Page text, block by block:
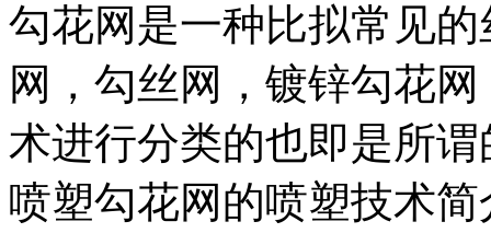
勾花网是一种比拟常见
网，勾丝网，镀锌勾花
术进行分类的也即是所
喷塑勾花网的喷塑技术